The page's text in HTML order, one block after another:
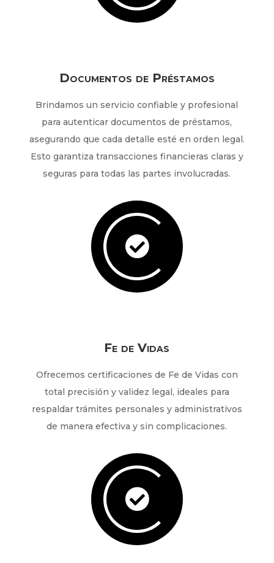
Documentos de Préstamos
Brindamos un servicio confiable y profesional
para autenticar documentos de préstamos,
asegurando que cada detalle esté en orden legal.
Esto garantiza transacciones financieras claras y
seguras para todas las partes involucradas.

Fe de Vidas
Ofrecemos certificaciones de Fe de Vidas con
total precisión y validez legal, ideales para
respaldar trámites personales y administrativos
de manera efectiva y sin complicaciones.
